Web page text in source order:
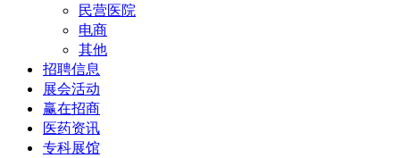
民营医院
电商
其他
招聘信息
展会活动
赢在招商
医药资讯
专科展馆